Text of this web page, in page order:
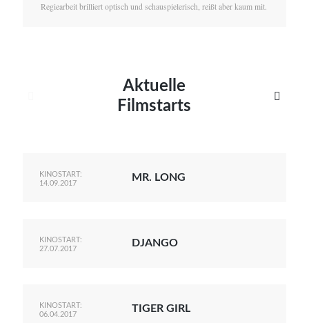
Regiearbeit brilliert optisch und schauspielerisch, reißt aber kaum mit.
Aktuelle
Filmstarts

KINOSTART:
14.09.2017
MR. LONG
KINOSTART:
27.07.2017
DJANGO
KINOSTART:
06.04.2017
TIGER GIRL